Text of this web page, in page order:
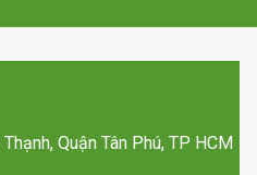
Quận Tân Phú, TP HCM